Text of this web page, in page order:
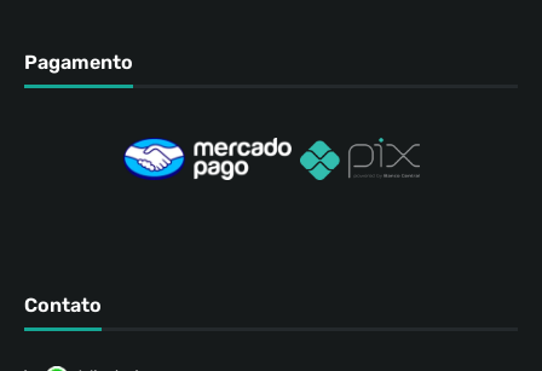
Pagamento
Contato